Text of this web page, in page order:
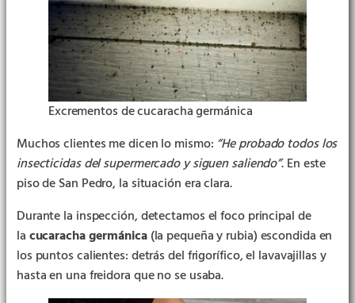
Excrementos de cucaracha germánica
Muchos clientes me dicen lo mismo: “He probado todos los
insecticidas del supermercado y siguen saliendo”. En este
piso de San Pedro, la situación era clara.
Durante la inspección, detectamos el foco principal de
lacucaracha germánica(la pequeña y rubia) escondida en
los puntos calientes: detrás del frigorífico, el lavavajillas y
hasta en una freidora que no se usaba.